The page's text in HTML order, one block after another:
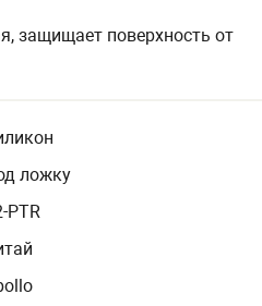
защищает поверхность от
ложку
PTR